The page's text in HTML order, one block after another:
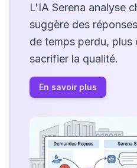
L'IA Serena analyse
suggère des
de temps perdu,
sacrifier la qualité.
En savoir plus